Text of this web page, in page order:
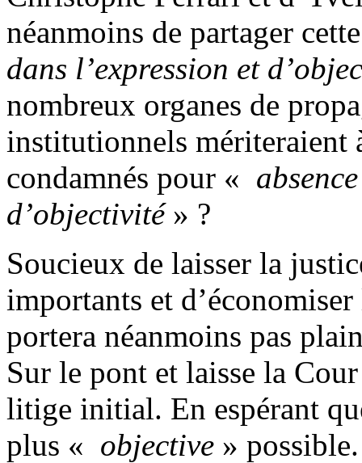
néanmoins de partager
dans l’expression et
nombreux organes de
institutionnels mériteraient
condamnés pour «
d’objectivité» ?
Soucieux de laisser la
importants et
portera néanmoins pas
Sur le pont et laisse la
litige initial. En espérant
plus « objective »